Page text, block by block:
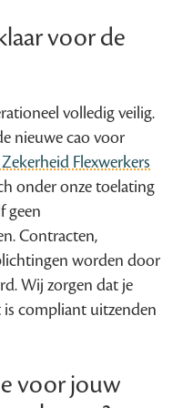
voor de
volledig veilig.
nieuwe cao voor
Flexwerkers
onder onze toelating
geen
Contracten,
worden door
Wij zorgen dat je
compliant uitzenden
voor jouw